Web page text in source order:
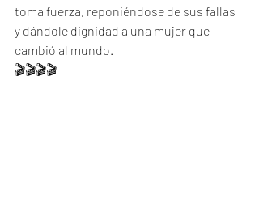
toma fuerza, reponiéndose de sus fallas
y dándole dignidad a una mujer que
cambió al mundo.
🎬🎬🎬🎬